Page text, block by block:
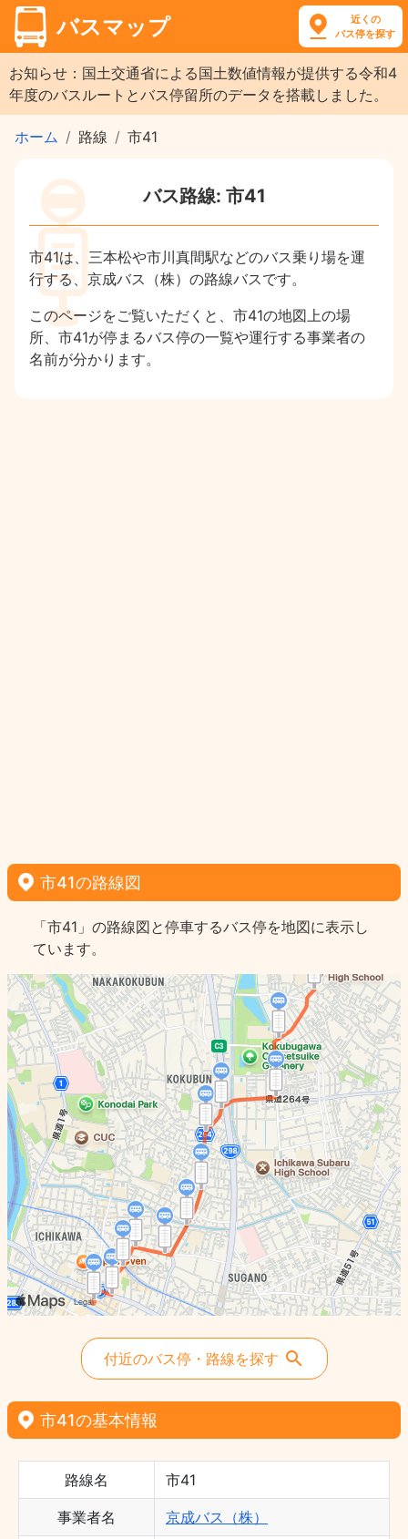
バスマップ
近くの
バス停を探す
お知らせ：国土交通省による国土数値情報が提供する令和4
年度のバスルートとバス停留所のデータを搭載しました。
ホーム 路線 市41
バス路線: 市41
市41は、三本松や市川真間駅などのバス乗り場を運
行する、京成バス（株）の路線バスです。
このページをご覧いただくと、市41の地図上の場
所、市41が停まるバス停の一覧や運行する事業者の
名前が分かります。
市41の路線図
「市41」の路線図と停車するバス停を地図に表示し
ています。
付近のバス停・路線を探す
市41の基本情報
路線名 市41
事業者名 京成バス（株）